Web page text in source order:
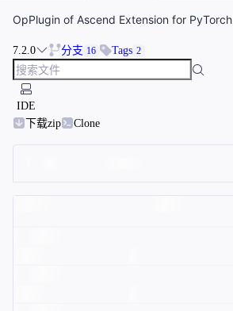
OpPlugin of Ascend Extension for PyTorch
7.2.0 分支 16 Tags 2
IDE
下载zip
Clone